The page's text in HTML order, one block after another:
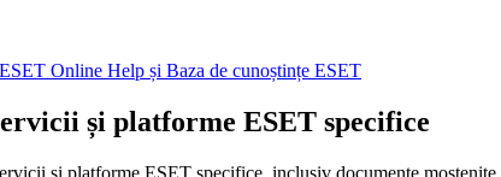
Online Help și Baza de cunoștințe ESET
și platforme ESET specifice
și platforme ESET specifice, inclusiv documente moștenite.